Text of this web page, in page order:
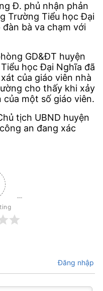
Đ. phủ nhận phản
Trường Tiểu học Đại
bà va chạm với
GD&ĐT huyện
học Đại Nghĩa đã
của giáo viên nhà
cho thấy khi xảy
một số giáo viên.
tịch UBND huyện
an đang xác
Đăng nhập